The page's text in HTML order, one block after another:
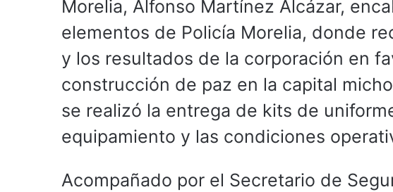
Morelia, Alfonso Martínez Alcázar,
elementos de Policía Morelia, donde
y los resultados de la corporación en
construcción de paz en la capital
se realizó la entrega de kits de
equipamiento y las condiciones
Acompañado por el Secretario de